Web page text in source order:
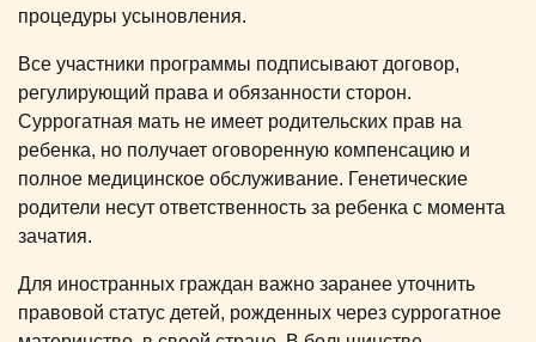
процедуры усыновления.
Все участники программы подписывают договор,
регулирующий права и обязанности сторон.
Суррогатная мать не имеет родительских прав на
ребенка, но получает оговоренную компенсацию и
полное медицинское обслуживание. Генетические
родители несут ответственность за ребенка с момента
зачатия.
Для иностранных граждан важно заранее уточнить
правовой статус детей, рожденных через суррогатное